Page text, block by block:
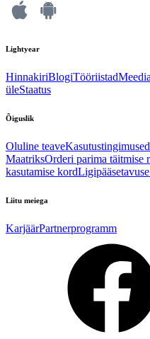
Lightyear
HinnakiriBlogiTööriistad
üleStaatus
Õiguslik
Oluline teaveKasutustingimused
MaatriksOrderi parima täitmise
kasutamise kord
Liitu meiega
KarjäärPartnerprogramm